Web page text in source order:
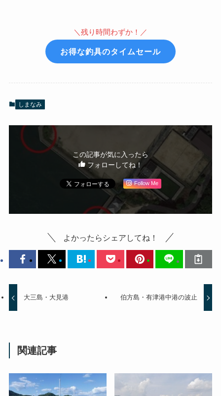
＼残り時間わずか！／
お得な釣具のタイムセール
しまなみ
この記事が気に入ったら
フォローしてね！
Follow Me
よかったらシェアしてね！
大三島・大見港 伯方島・有津港中港の波止
関連記事